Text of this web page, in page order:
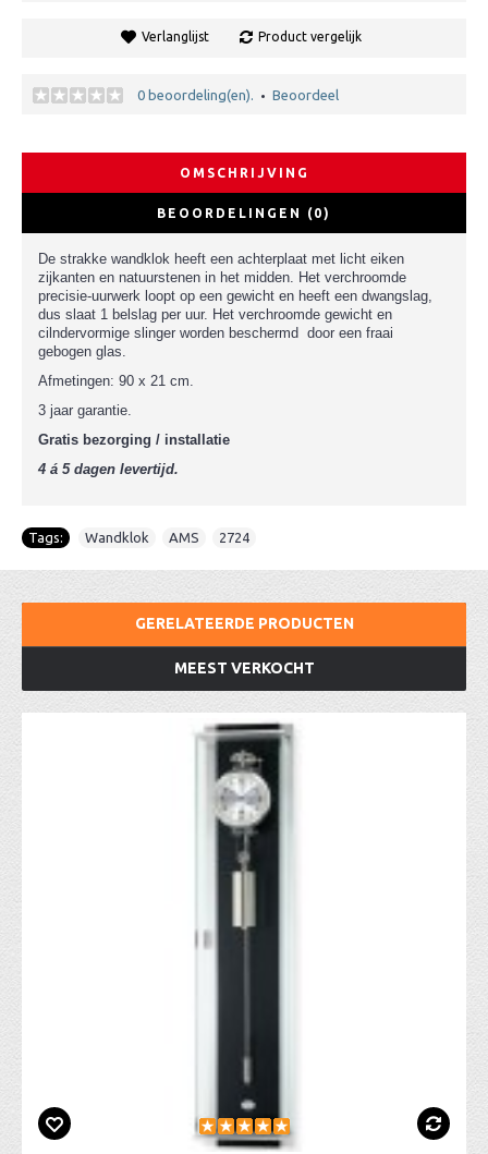
Verlanglijst Product vergelijk
0 beoordeling(en). • Beoordeel
OMSCHRIJVING
BEOORDELINGEN (0)
De strakke wandklok heeft een achterplaat met licht eiken
zijkanten en natuurstenen in het midden. Het verchroomde
precisie-uurwerk loopt op een gewicht en heeft een dwangslag,
dus slaat 1 belslag per uur. Het verchroomde gewicht en
cilndervormige slinger worden beschermd door een fraai
gebogen glas.
Afmetingen: 90 x 21 cm.
3 jaar garantie.
Gratis bezorging / installatie
4 á 5 dagen levertijd.
Tags: Wandklok AMS 2724
GERELATEERDE PRODUCTEN
MEEST VERKOCHT